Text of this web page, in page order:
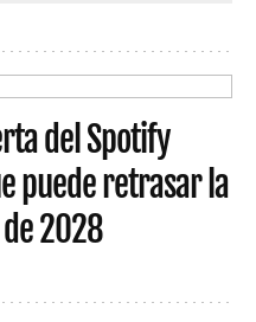
del Spotify
puede retrasar la
2028